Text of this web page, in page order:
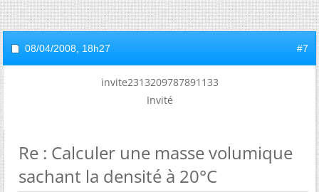
08/04/2008, 18h27 #7
invite2313209787891133
Invité
Re : Calculer une masse volumique
sachant la densité à 20°C